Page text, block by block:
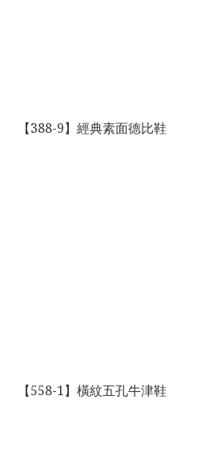
【388-9】經典素面德比鞋
【558-1】橫紋五孔牛津鞋